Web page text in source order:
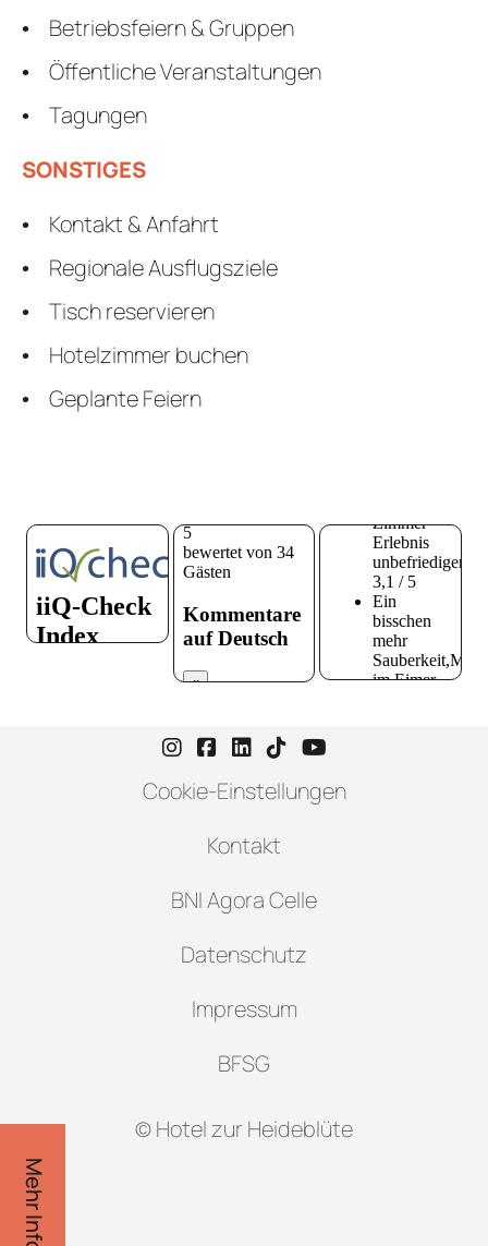
Mehr Infos
Betriebsfeiern & Gruppen
Öffentliche Veranstaltungen
Tagungen
SONSTIGES
Kontakt & Anfahrt
Regionale Ausflugsziele
Tisch reservieren
Hotelzimmer buchen
Geplante Feiern
© Hotel zur Heideblüte
Cookie-Einstellungen
Kontakt
BNI Agora Celle
Datenschutz
Impressum
BFSG
Instagram-Seite von Hotel zur
Facebook-Seite von Hotel
LinkedIn-Seite von
TikTok-Seite von
YouTube-Seite